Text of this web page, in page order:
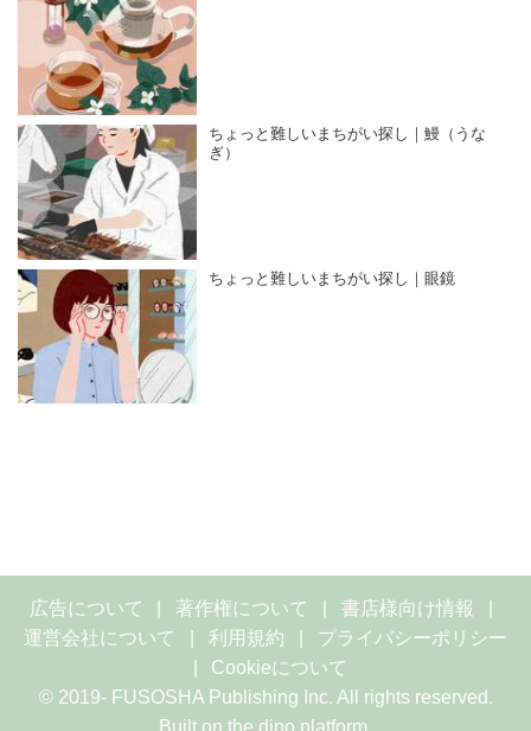
ちょっと難しいまちがい探し｜鰻（うな
ぎ）
ちょっと難しいまちがい探し｜眼鏡
広告について 著作権について
書店様向け情報
運営会社について
利用規約
プライバシーポリシー
Cookieについて
© 2019- FUSOSHA Publishing Inc. All rights reserved.